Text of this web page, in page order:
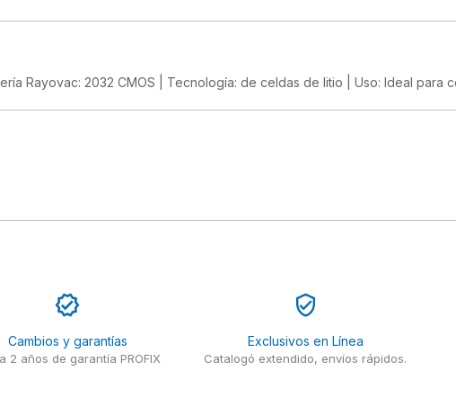
Rayovac: 2032 CMOS | Tecnología: de celdas de litio | Uso: Ideal para
Cambios y garantías
2 años de garantía PROFIX
Exclusivos en Línea
Catalogó extendido, envíos rápidos.